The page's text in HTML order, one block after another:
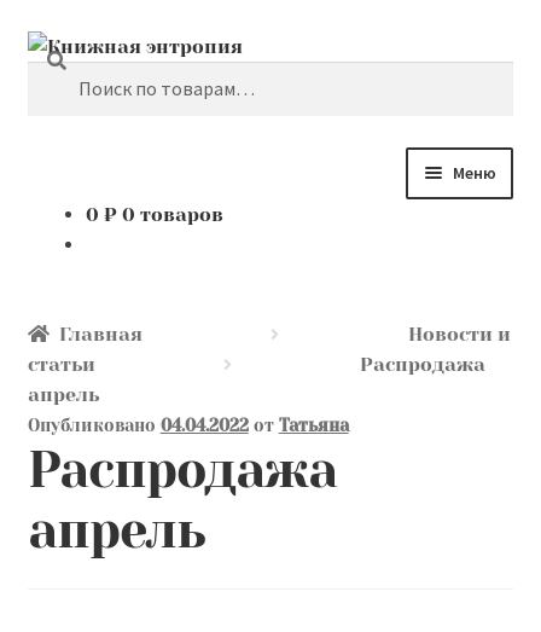
Перейти
Перейти
Искать:
Поиск
Меню
Доставка и оплата
Мы покупаем
О нас
Контакты
0 ₽ 0 товаров
Главная
Новости и
статьи
Распродажа
апрель
Опубликовано 04.04.2022 от Татьяна
Распродажа
апрель